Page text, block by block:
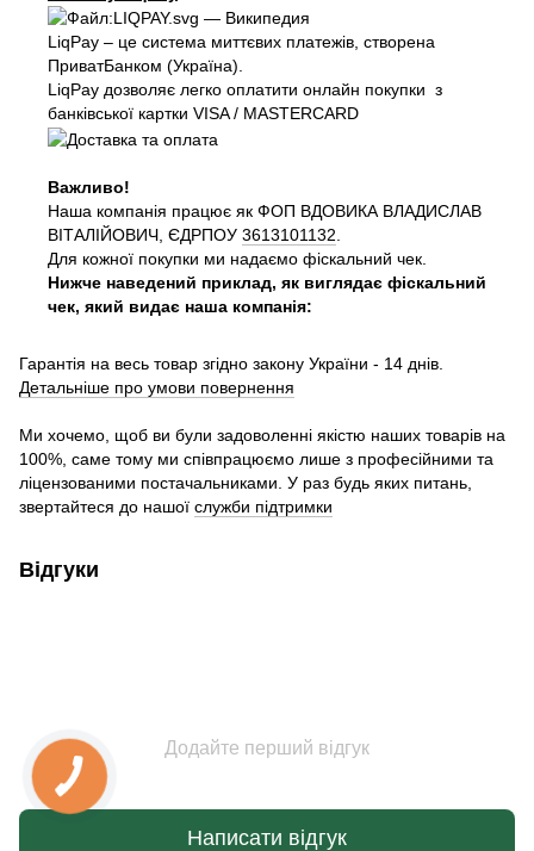
LiqPay – це система миттєвих платежів, створена
ПриватБанком (Україна).
LiqPay дозволяє легко оплатити онлайн покупки з
банківської картки VISA / MASTERCARD
Важливо!
Наша компанія працює як ФОП ВДОВИКА ВЛАДИСЛАВ
ВІТАЛІЙОВИЧ, ЄДРПОУ 3613101132
Для кожної покупки ми надаємо фіскальний чек.
Нижче наведений приклад, як виглядає фіскальний
чек, який видає наша компанія:
Гарантія на весь товар згідно закону України - 14 днів.
Детальніше про умови повернення
Ми хочемо, щоб ви були задоволенні якістю наших товарів на
100%, саме тому ми співпрацюємо лише з професійними та
ліцензованими постачальниками. У раз будь яких питань,
звертайтеся до нашої служби підтримки
Відгуки
Додайте перший відгук
Написати відгук